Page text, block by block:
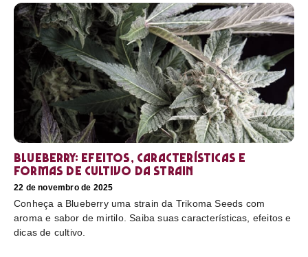
Blueberry: efeitos, características e
formas de cultivo da strain
22 de novembro de 2025
Conheça a Blueberry uma strain da Trikoma Seeds com
aroma e sabor de mirtilo. Saiba suas características, efeitos e
dicas de cultivo.